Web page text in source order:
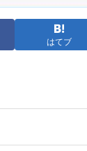
はてブ